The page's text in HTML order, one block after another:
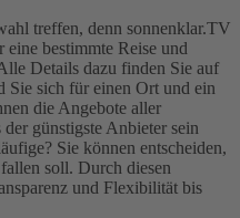
treffen, denn sonnenklar.TV
bestimmte Reise und
Details dazu finden Sie auf
Sie sich für einen Ort und ein
die Angebote aller
günstigste Anbieter sein
Sie können entscheiden,
soll. Durch diesen
und Flexibilität bis